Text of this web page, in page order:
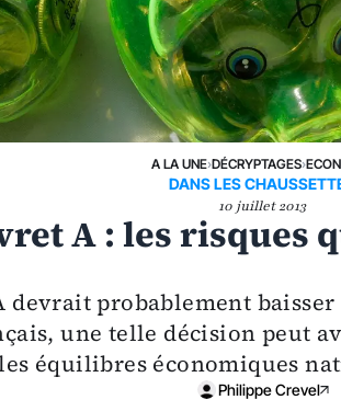
A LA UNE›DÉCRYPTAGES›
DANS LES
10 juillet 2013
A : les risques
devrait probablement
une telle décision peut
équilibres économiques
Philippe Crevel